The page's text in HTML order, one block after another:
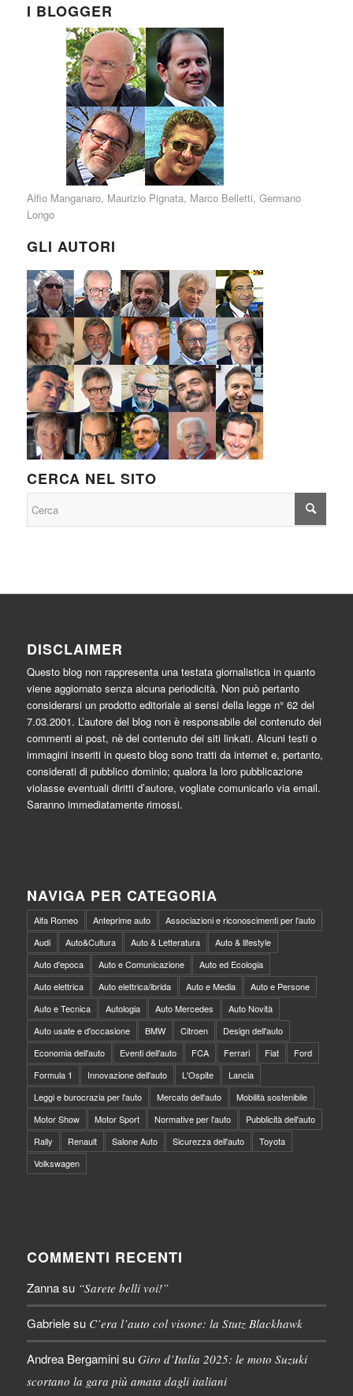
I BLOGGER
Alfio Manganaro, Maurizio Pignata, Marco Belletti, Germano
Longo
GLI AUTORI
CERCA NEL SITO
DISCLAIMER
Questo blog non rappresenta una testata giornalistica in quanto
viene aggiornato senza alcuna periodicità. Non può pertanto
considerarsi un prodotto editoriale ai sensi della legge n° 62 del
7.03.2001. L’autore del blog non è responsabile del contenuto dei
commenti ai post, nè del contenuto dei siti linkati. Alcuni testi o
immagini inseriti in questo blog sono tratti da internet e, pertanto,
considerati di pubblico dominio; qualora la loro pubblicazione
violasse eventuali diritti d’autore, vogliate comunicarlo via email.
Saranno immediatamente rimossi.
NAVIGA PER CATEGORIA
Alfa Romeo Anteprime auto
Associazioni e riconoscimenti per l'auto
Audi
Auto&Cultura Auto & Letteratura
Auto & lifestyle
Auto d'epoca
Auto e Comunicazione
Auto ed Ecologia
Auto elettrica
Auto elettrica/ibrida Auto e Media
Auto e Persone
Auto e Tecnica
Autologia Auto Mercedes
Auto Novità
Auto usate e d'occasione
BMW Citroen
Design dell'auto
Economia dell'auto
Eventi dell'auto FCA Ferrari Fiat
Ford
Formula 1
Innovazione dell'auto L'Ospite
Lancia
Leggi e burocrazia per l'auto
Mercato dell'auto
Mobilità sostenibile
Motor Show
Motor Sport Normative per l'auto
Pubblicità dell'auto
Rally
Renault Salone Auto Sicurezza dell'auto
Toyota
Volkswagen
COMMENTI RECENTI
Zannasu “Sarete belli voi!”
Gabrielesu C’era l’auto col visone: la Stutz Blackhawk
Andrea Bergaminisu Giro d’Italia 2025: le moto Suzuki
scortano la gara più amata dagli italiani